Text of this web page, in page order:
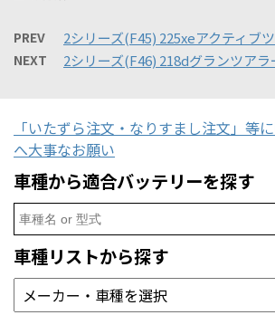
PREV 2シリーズ(F45) 225xeアクティブ
NEXT 2シリーズ(F46) 218dグランツア
「いたずら注文・なりすまし注文」等
へ大事なお願い
車種から適合バッテリーを探す
Search
for:
車種リストから探す